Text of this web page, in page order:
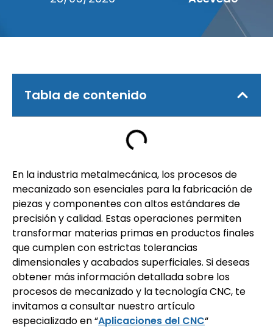
Tabla de contenido
En la industria metalmecánica, los procesos de
mecanizado son esenciales para la fabricación de
piezas y componentes con altos estándares de
precisión y calidad. Estas operaciones permiten
transformar materias primas en productos finales
que cumplen con estrictas tolerancias
dimensionales y acabados superficiales. Si deseas
obtener más información detallada sobre los
procesos de mecanizado y la tecnología CNC, te
invitamos a consultar nuestro artículo
especializado en “Aplicaciones del CNC“